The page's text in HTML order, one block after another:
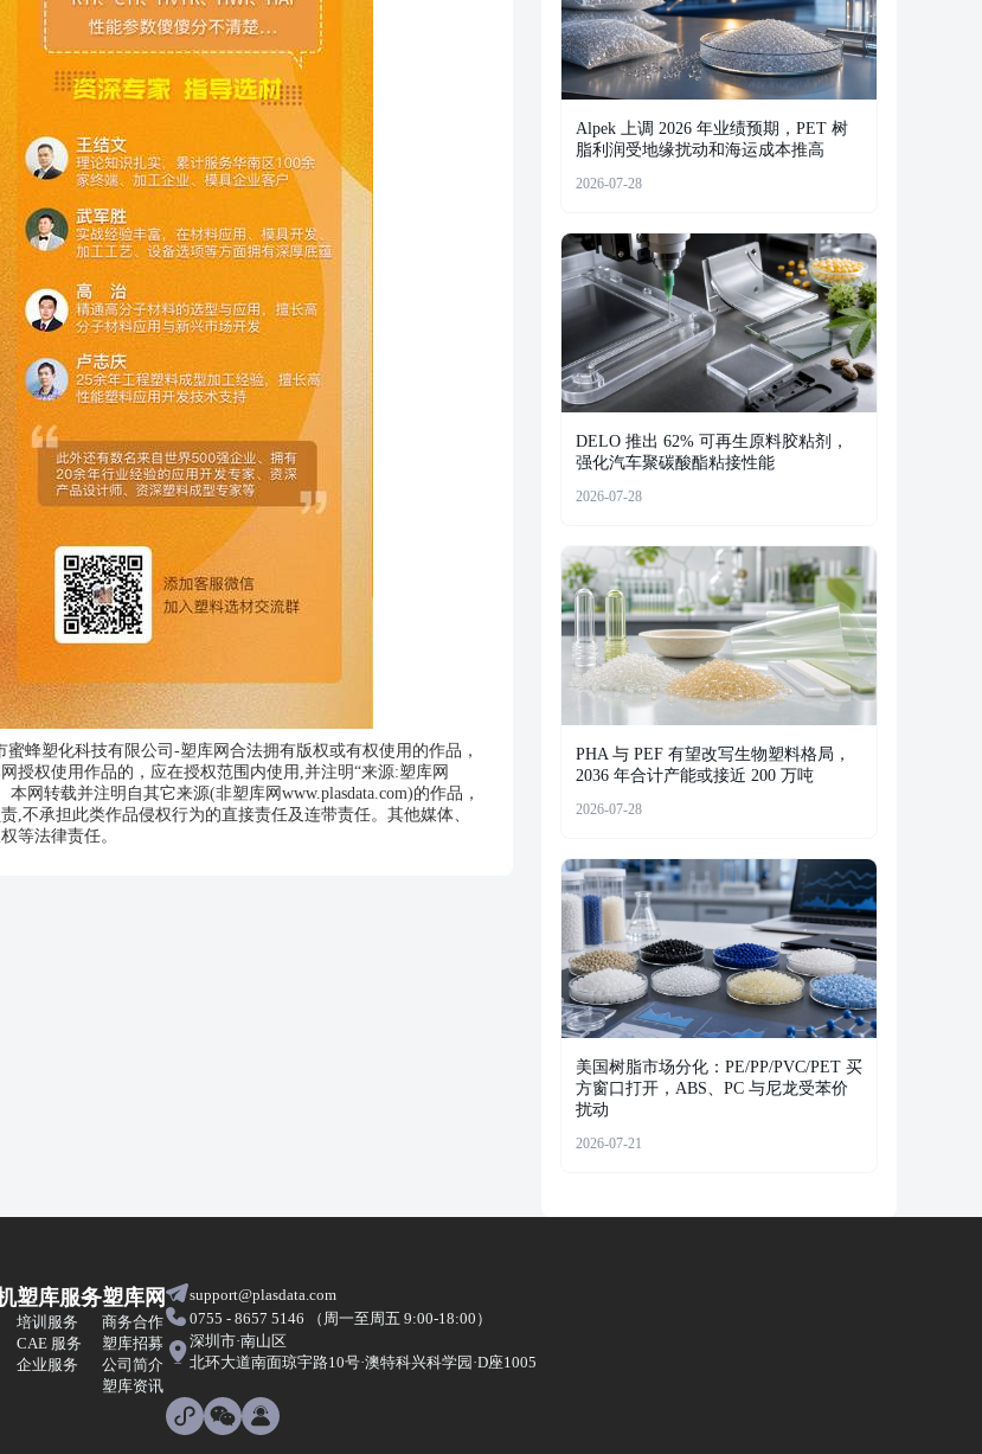
蜂塑化科技有限公司-塑库网合法拥有版权或有权使用的作品，
授权使用作品的，应在授权范围内使用,并注明“来源:塑库网
网转载并注明自其它来源(非塑库网www.plasdata.com)的作品，
,不承担此类作品侵权行为的直接责任及连带责任。其他媒体、
等法律责任。
Alpek 上调 2026 年业绩预期，PET 树
脂利润受地缘扰动和海运成本推高
2026-07-28
DELO 推出 62% 可再生原料胶粘剂，
强化汽车聚碳酸酯粘接性能
2026-07-28
PHA 与 PEF 有望改写生物塑料格局，
2036 年合计产能或接近 200 万吨
2026-07-28
美国树脂市场分化：PE/PP/PVC/PET 买
方窗口打开，ABS、PC 与尼龙受苯价
扰动
2026-07-21
塑库服务
培训服务
CAE 服务
企业服务
塑库网
商务合作
塑库招募
公司简介
塑库资讯
support@plasdata.com
0755 - 8657 5146 （周一至周五 9:00-18:00）
深圳市·南山区
北环大道南面琼宇路10号·澳特科兴科学园·D座1005